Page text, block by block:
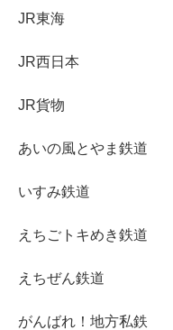
JR東海
JR西日本
JR貨物
あいの風とやま鉄道
いすみ鉄道
えちごトキめき鉄道
えちぜん鉄道
がんばれ！地方私鉄